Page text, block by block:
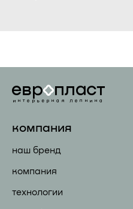
компания
наш бренд
компания
технологии